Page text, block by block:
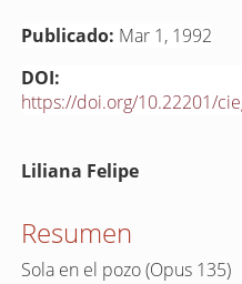
Publicado: Mar 1, 1992
DOI:
https://doi.org/10.22201/
Contenido
del
artículo
Liliana Felipe
Resumen
Sola en el pozo (Opus 135)